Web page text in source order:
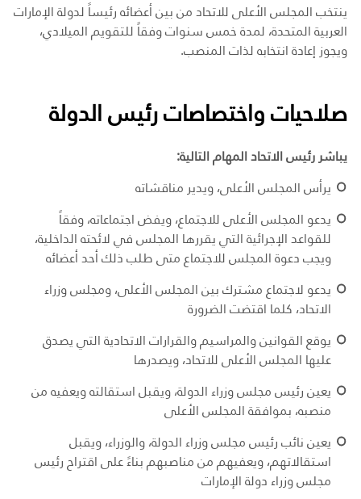
ينتخب المجلس الأعلى للاتحاد من بين أعضائه رئيساً لدولة الإمارات
العربية المتحدة، لمدة خمس سنوات وفقاً للتقويم الميلادي،
ويجوز إعادة انتخابه لذات المنصب.
صلاحيات واختصاصات رئيس الدولة
يباشر رئيس الاتحاد المهام التالية:
يرأس المجلس الأعلى، ويدير مناقشاته
يدعو المجلس الأعلى للاجتماع، ويفض اجتماعاته، وفقاً
للقواعد الإجرائية التي يقررها المجلس في لائحته الداخلية،
ويجب دعوة المجلس للاجتماع متى طلب ذلك أحد أعضائه
يدعو لاجتماع مشترك بين المجلس الأعلى، ومجلس وزراء
الاتحاد، كلما اقتضت الضرورة
يوقع القوانين والمراسيم والقرارات الاتحادية التي يصدق
عليها المجلس الأعلى للاتحاد، ويصدرها
يعين رئيس مجلس وزراء الدولة، ويقبل استقالته ويعفيه من
منصبه، بموافقة المجلس الأعلى
يعين نائب رئيس مجلس وزراء الدولة، والوزراء، ويقبل
استقالاتهم، ويعفيهم من مناصبهم بناءً على اقتراح رئيس
مجلس وزراء دولة الإمارات